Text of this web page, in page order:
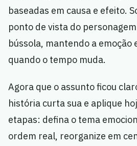
baseadas em causa e efeito.
ponto de vista do
bússola, mantendo a emoção
quando o tempo muda.
Agora que o assunto ficou
história curta sua e aplique
etapas: defina o tema
ordem real, reorganize em